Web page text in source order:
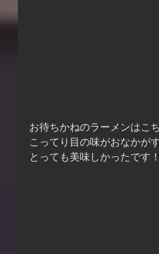
お待ちかねのラーメンはこ
こってり目の味がおなかが
とっても美味しかったです